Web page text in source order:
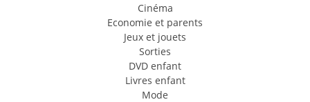
Cinéma
Economie et parents
Jeux et jouets
Sorties
DVD enfant
Livres enfant
Mode